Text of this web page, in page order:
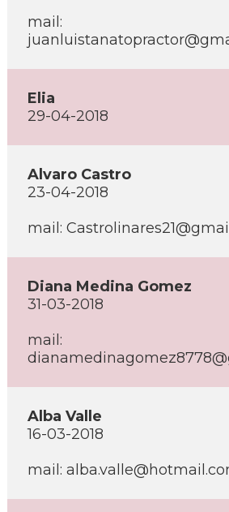
mail:
Elia
29-04-2018
Alvaro Castro
23-04-2018
mail:
Diana Medina Gomez
31-03-2018
mail:
Alba Valle
16-03-2018
mail: